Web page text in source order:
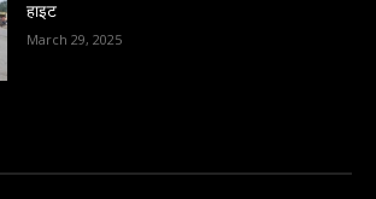
हाइट
March 29, 2025